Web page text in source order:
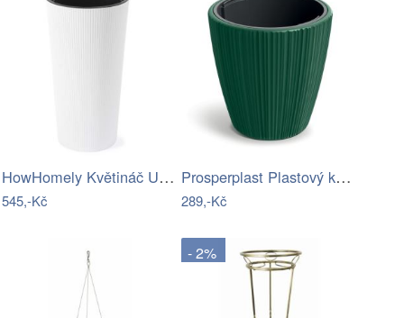
HowHomely Květináč URBANIKA ECO 57 cm…
545,-Kč
Prosperplast Plastový květináč OROS…
289,-Kč
- 2%